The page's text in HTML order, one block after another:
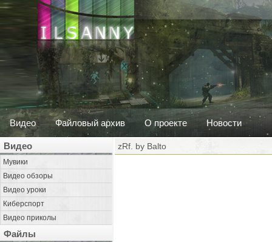
Видео Файловый архив О проекте Новости
Видео
Мувики
Видео обзоры
Видео уроки
Киберспорт
Видео приколы
Файлы
zRf. by Balto